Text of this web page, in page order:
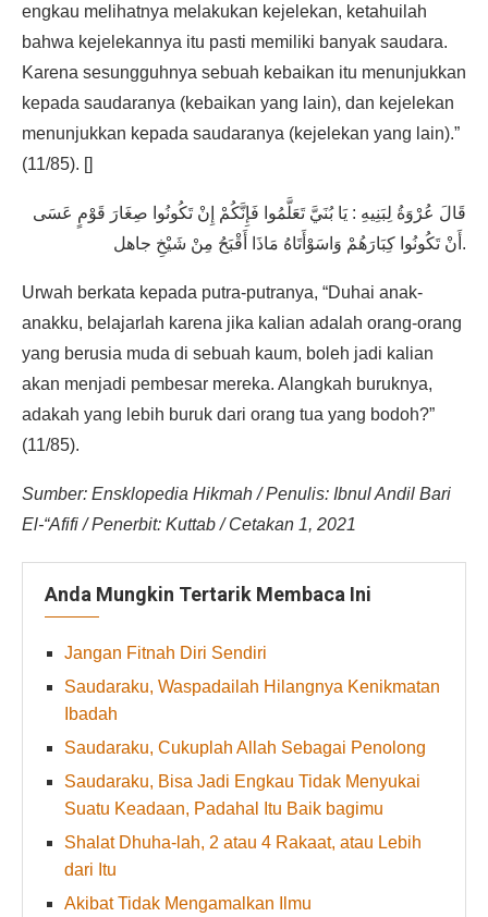
engkau melihatnya melakukan kejelekan, ketahuilah
bahwa kejelekannya itu pasti memiliki banyak saudara.
Karena sesungguhnya sebuah kebaikan itu menunjukkan
kepada saudaranya (kebaikan yang lain), dan kejelekan
menunjukkan kepada saudaranya (kejelekan yang lain).”
(11/85). []
قَالَ عُرْوَةُ لِبَنِيهِ : يَا بُنَيَّ تَعَلَّمُوا فَإِنَّكُمْ إِنْ تَكُونُوا صِغَارَ قَوْمٍ عَسَى
أَنْ تَكُونُوا كِبَارَهُمْ وَاسَوْأَتَاهُ مَاذَا أَقْبَحُ مِنْ شَيْخِ جاهل.
Urwah berkata kepada putra-putranya, “Duhai anak-
anakku, belajarlah karena jika kalian adalah orang-orang
yang berusia muda di sebuah kaum, boleh jadi kalian
akan menjadi pembesar mereka. Alangkah buruknya,
adakah yang lebih buruk dari orang tua yang bodoh?”
(11/85).
Sumber: Ensklopedia Hikmah / Penulis: Ibnul Andil Bari
El-“Afifi / Penerbit: Kuttab / Cetakan 1, 2021
Anda Mungkin Tertarik Membaca Ini
Jangan Fitnah Diri Sendiri
Saudaraku, Waspadailah Hilangnya Kenikmatan
Ibadah
Saudaraku, Cukuplah Allah Sebagai Penolong
Saudaraku, Bisa Jadi Engkau Tidak Menyukai
Suatu Keadaan, Padahal Itu Baik bagimu
Shalat Dhuha-lah, 2 atau 4 Rakaat, atau Lebih
dari Itu
Akibat Tidak Mengamalkan Ilmu